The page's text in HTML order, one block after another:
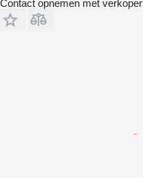
Contact opnemen met verkoper